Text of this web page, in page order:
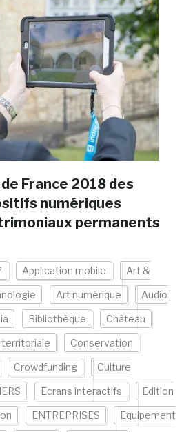
de France 2018 des
numériques
permanents
Application mobile Art &
Art numérique Audio
Bibliothèque Château
Conservation
Crowdfunding Culture
Ecrans interactifs Edition
ENTREPRISES Equipement